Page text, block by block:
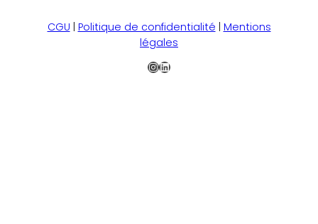
CGU | Politique de confidentialité | Mentions
légales
Instagram
LinkedIn